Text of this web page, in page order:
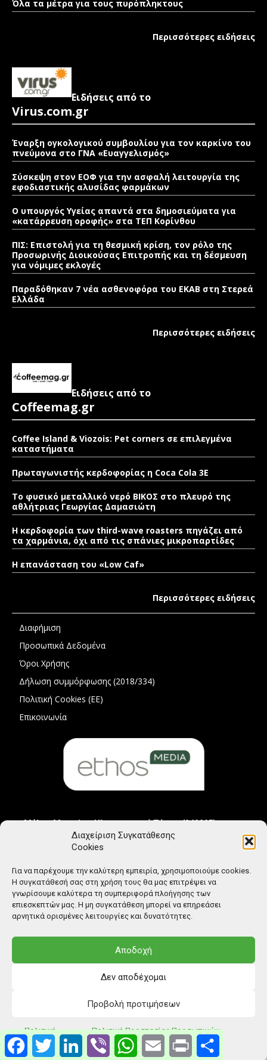
Διαχείριση Συγκατάθεσης
Cookies
Για να παρέχουμε την καλύτερη εμπειρία, χρησιμοποιούμε cookies.
Η συγκατάθεσή σας στη χρήση τους θα μας επιτρέψει να
γνωρίσουμε καλύτερα τη συμπεριφορά πλοήγησης των
επιεσκεπτών μας. Η μη συγκατάθεση μπορεί να επηρεάσει
αρνητικά ορισμένες λειτουργίες και δυνατότητες.
Αποδοχή
Δεν αποδέχομαι
Προβολή προτιμήσεων
Πολιτική
Cookies
Πολιτική Προστασίας Προσωπικών
Δεδομένων
Όλα τα μέτρα για τους πυρόπληκτους
Περισσότερες ειδήσεις
Ειδήσεις από το
Virus.com.gr
Έναρξη ογκολογικού συμβουλίου για τον καρκίνο του
πνεύμονα στο ΓΝΑ «Ευαγγελισμός»
Σύσκεψη στον ΕΟΦ για την ασφαλή λειτουργία της
εφοδιαστικής αλυσίδας φαρμάκων
Ο υπουργός Υγείας απαντά στα δημοσιεύματα για
«κατάρρευση οροφής» στα ΤΕΠ Κορίνθου
ΠΙΣ: Επιστολή για τη θεσμική κρίση, τον ρόλο της
Προσωρινής Διοικούσας Επιτροπής και τη δέσμευση
για νόμιμες εκλογές
Παραδόθηκαν 7 νέα ασθενοφόρα του ΕΚΑΒ στη Στερεά
Ελλάδα
Περισσότερες ειδήσεις
Ειδήσεις από το
Coffeemag.gr
Coffee Island & Viozois: Pet corners σε επιλεγμένα
καταστήματα
Πρωταγωνιστής κερδοφορίας η Coca Cola 3E
Το φυσικό μεταλλικό νερό ΒΙΚΟΣ στο πλευρό της
αθλήτριας Γεωργίας Δαμασιώτη
Η κερδοφορία των third-wave roasters πηγάζει από
τα χαρμάνια, όχι από τις σπάνιες μικροπαρτίδες
Η επανάσταση του «Low Caf»
Περισσότερες ειδήσεις
Διαφήμιση
Προσωπικά Δεδομένα
Όροι Χρήσης
Δήλωση συμμόρφωσης (2018/334)
Πολιτική Cookies (ΕΕ)
Επικοινωνία
Μέλος Μητρώου Ηλεκτρονικού Τύπου (242225)
© Copyright: Ethos Media S.A.
FacebookTwitter LinkedIn Viber WhatsAppEmail Print